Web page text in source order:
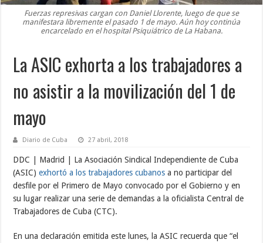
Fuerzas represivas cargan con Daniel Llorente, luego de que se
manifestara libremente el pasado 1 de mayo. Aún hoy continúa
encarcelado en el hospital Psiquiátrico de La Habana.
La ASIC exhorta a los trabajadores a
no asistir a la movilización del 1 de
mayo
Diario de Cuba 27 abril, 2018
DDC | Madrid | La Asociación Sindical Independiente de Cuba
(ASIC)exhortó a los trabajadores cubanos a no participar del
desfile por el Primero de Mayo convocado por el Gobierno y en
su lugar realizar una serie de demandas a la oficialista Central de
Trabajadores de Cuba (CTC).
En una declaración emitida este lunes, la ASIC recuerda que “el